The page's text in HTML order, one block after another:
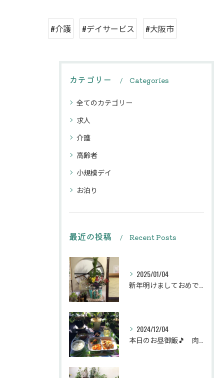
#介護 #デイサービス #大阪市
カテゴリー Categories
全てのカテゴリー
求人
介護
高齢者
小規模デイ
お泊り
最近の投稿 Recent Posts
2025/01/04
2024/12/04